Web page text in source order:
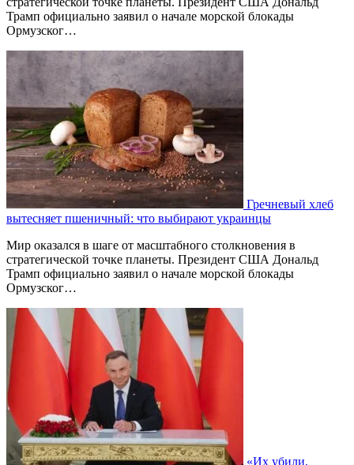
Трамп официально заявил о начале морской блокады
Ормузског…
Гречневый хлеб
вытесняет пшеничный: что выбирают украинцы
Мир оказался в шаге от масштабного столкновения в
стратегической точке планеты. Президент США Дональд
Трамп официально заявил о начале морской блокады
Ормузског…
«Их убили,